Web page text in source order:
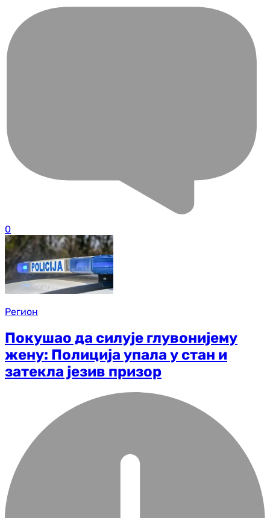
0
Регион
Покушао да силује глувонијему
жену: Полиција упала у стан и
затекла језив призор